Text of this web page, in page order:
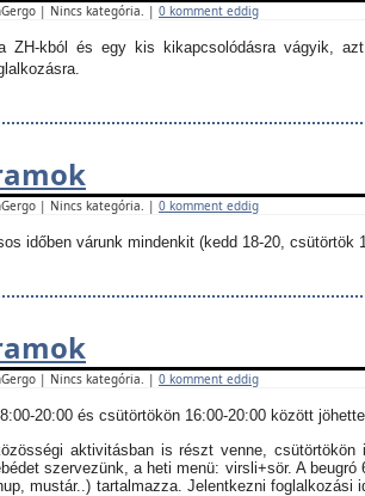
| Nincs kategória. | 0 komment eddig
ZH-kból és egy kis kikapcsolódásra vágyik,
| Nincs kategória. | 0 komment eddig
időben várunk mindenkit (kedd 18-20, csütörtök
| Nincs kategória. | 0 komment eddig
20:00 és csütörtökön 16:00-20:00 között
aktivitásban is részt venne,
szervezünk, a heti menü: virsli+sör. A beugró
mustár..) tartalmazza. Jelentkezni foglalkozási